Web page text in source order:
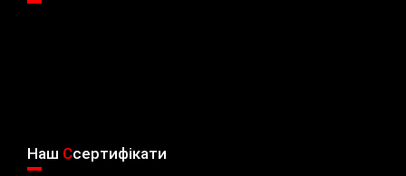
Наш Cсертифікати